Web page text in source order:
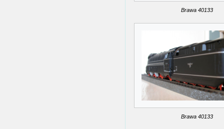
Brawa 40133
Brawa 40133